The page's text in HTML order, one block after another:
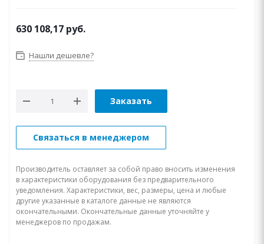
630 108,17 руб.
Нашли дешевле?
Заказать
Связаться в менеджером
Производитель оставляет за собой право вносить изменения
в характеристики оборудования без предварительного
уведомления. Характеристики, вес, размеры, цена и любые
другие указанные в каталоге данные не являются
окончательными. Окончательные данные уточняйте у
менеджеров по продажам.